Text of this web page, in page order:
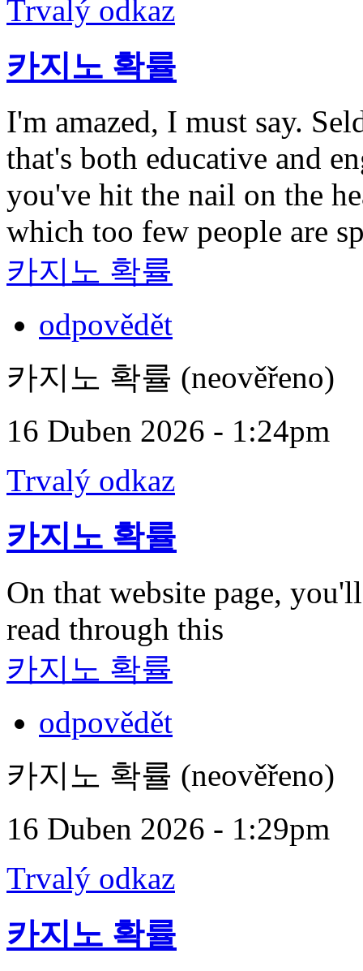
Trvalý odkaz
카지노 확률
I'm amazed, I must say.
that's both educative and
you've hit the nail on the
which too few people are
카지노 확률
odpovědět
카지노 확률 (neověřeno)
16 Duben 2026 - 1:24pm
Trvalý odkaz
카지노 확률
On that website page,
read through this
카지노 확률
odpovědět
카지노 확률 (neověřeno)
16 Duben 2026 - 1:29pm
Trvalý odkaz
카지노 확률